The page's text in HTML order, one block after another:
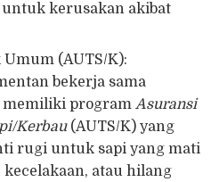
kerusakan akibat
(AUTS/K):
bekerja sama
memiliki program Asuransi
Kerbau(AUTS/K) yang
rugi untuk sapi yang mati
atau hilang